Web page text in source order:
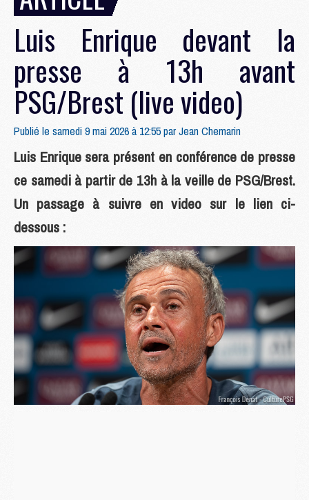
Luis Enrique devant la
presse à 13h avant
PSG/Brest (live video)
Publié le samedi 9 mai 2026 à 12:55 parJean Chemarin
Luis Enrique sera présent en conférence de presse
ce samedi à partir de 13h à la veille de PSG/Brest.
Un passage à suivre en video sur le lien ci-
dessous :